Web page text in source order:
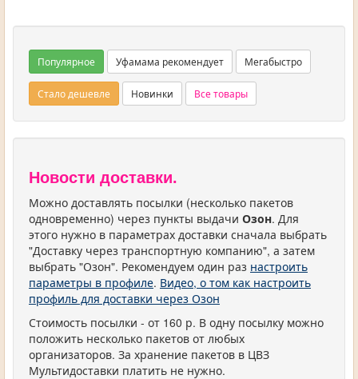
Популярное Уфамама рекомендует Мегабыстро
Стало дешевле Новинки Все товары
Новости доставки.
Можно доставлять посылки (несколько пакетов
одновременно) через пункты выдачи Озон. Для
этого нужно в параметрах доставки сначала выбрать
"Доставку через транспортную компанию", а затем
выбрать "Озон". Рекомендуем один раз настроить
параметры в профиле. Видео, о том как настроить
профиль для доставки через Озон
Стоимость посылки - от 160 р. В одну посылку можно
положить несколько пакетов от любых
организаторов. За хранение пакетов в ЦВЗ
Мультидоставки платить не нужно.